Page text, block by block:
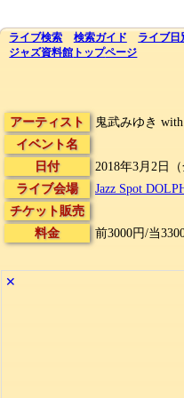
ライブ検索 検索ガイド ライブ日
ジャズ資料館 トップページ
アーティスト
鬼武みゆき
イベント名
日付
2018年3月2日（
ライブ会場
Jazz Spot
チケット販売
料金
前3000円/当
✕